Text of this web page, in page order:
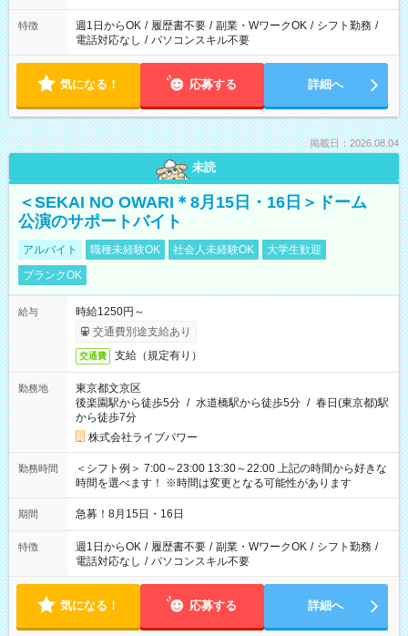
特徴 週1日からOK / 履歴書不要 / 副業・WワークOK / シフト勤務 /
電話対応なし / パソコンスキル不要
気になる！ 応募する 詳細へ
掲載日：2026.08.04
未読
＜SEKAI NO OWARI＊8月15日・16日＞ドーム
公演のサポートバイト
アルバイト 職種未経験OK 社会人未経験OK
大学生歓迎
ブランクOK
給与
時給1250円～
交通費別途支給あり
交通費 支給（規定有り）
勤務地
東京都文京区
後楽園駅から徒歩5分 / 水道橋駅から徒歩5分 / 春日(東京都)駅
から徒歩7分
株式会社ライブパワー
勤務時間
＜シフト例＞ 7:00～23:00 13:30～22:00 上記の時間から好きな
時間を選べます！ ※時間は変更となる可能性があります
期間 急募！8月15日・16日
特徴 週1日からOK / 履歴書不要 / 副業・WワークOK / シフト勤務 /
電話対応なし / パソコンスキル不要
気になる！ 応募する 詳細へ